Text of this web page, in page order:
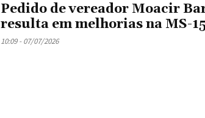
Pedido de vereador Moacir
resulta em melhorias na MS-
10:09 - 07/07/2026